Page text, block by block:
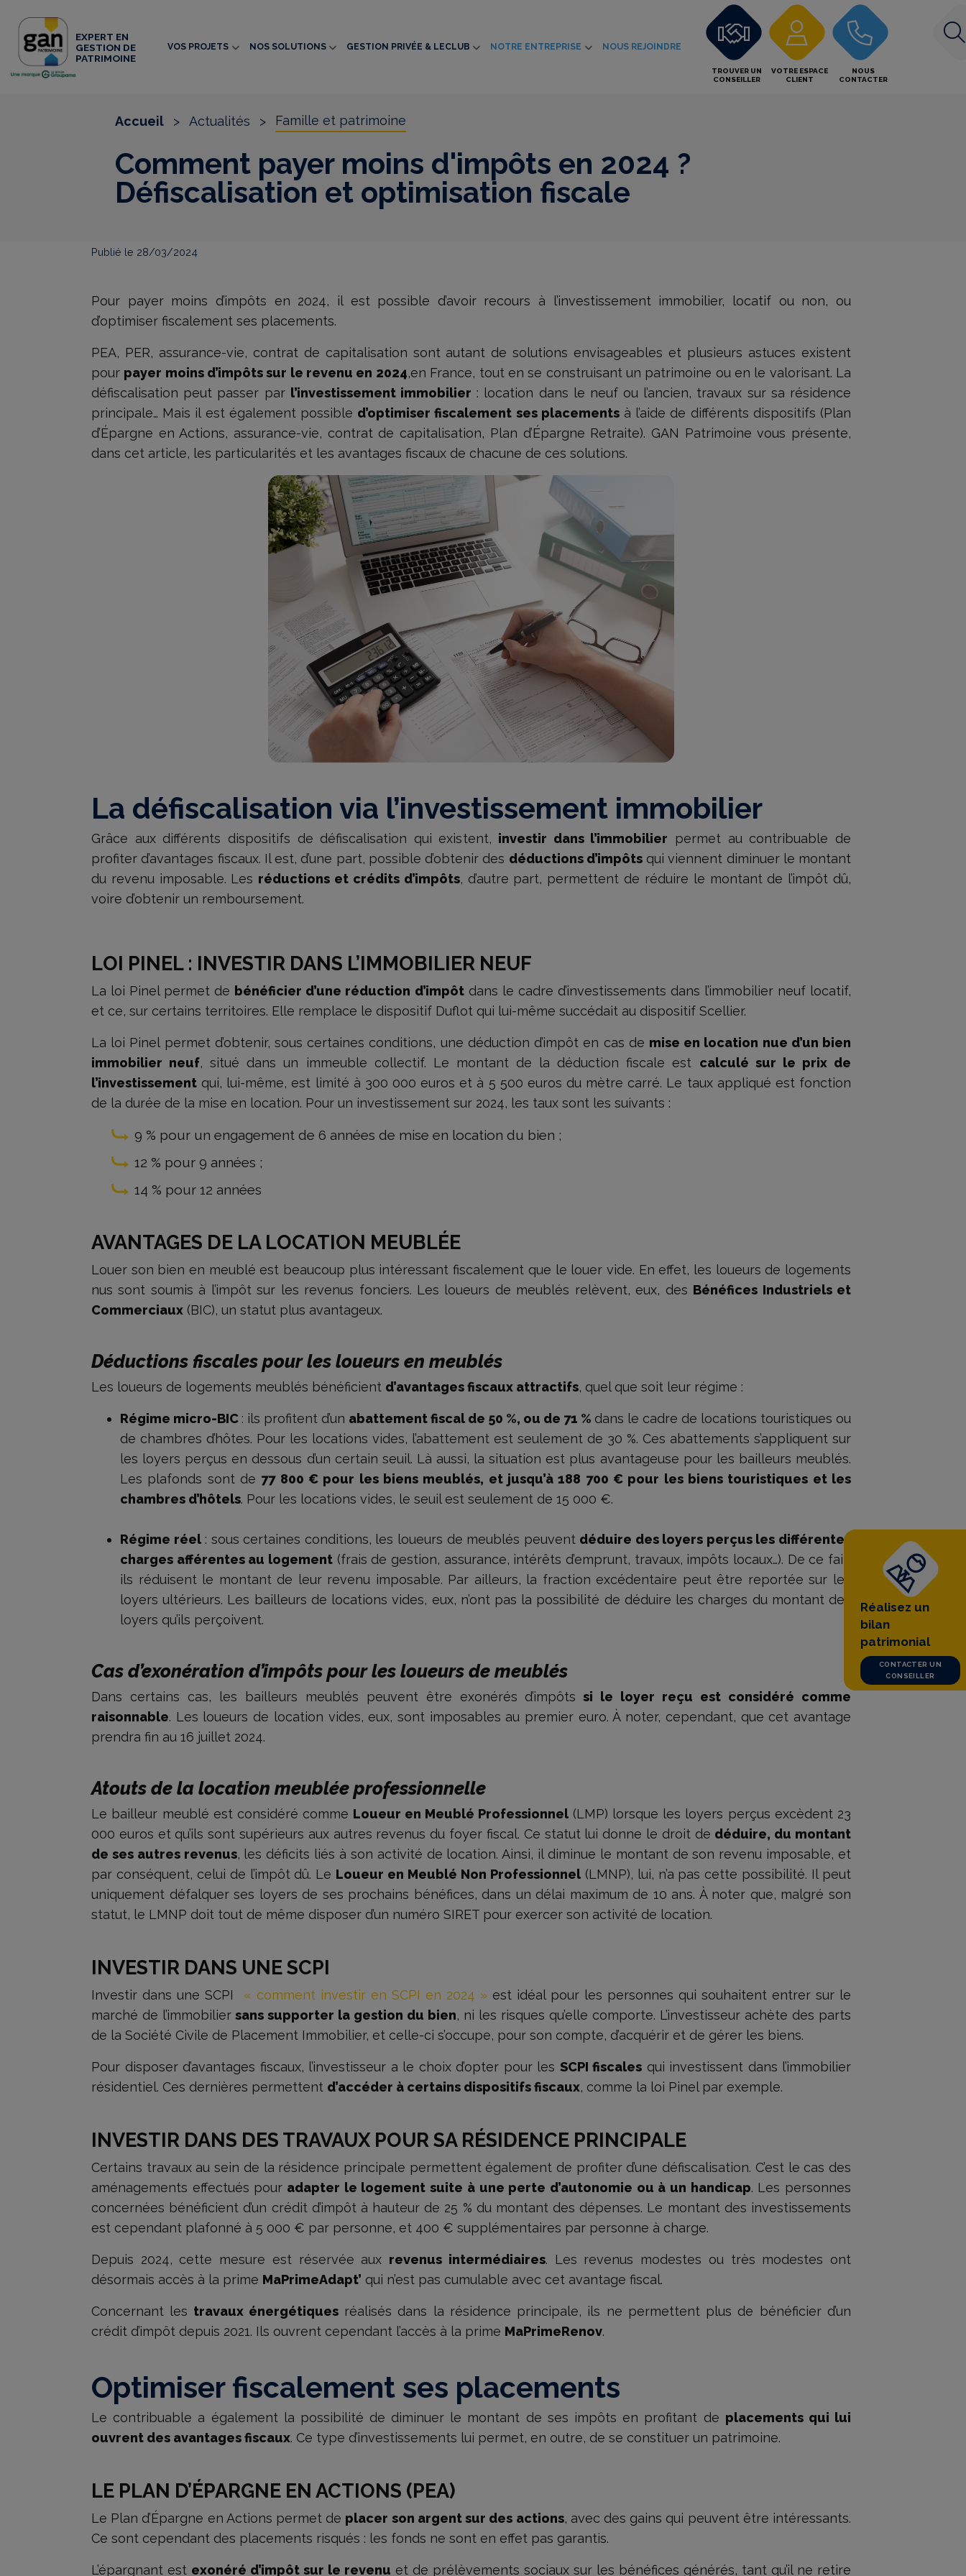
EXPERT EN
GESTION DE
PATRIMOINE
VOS PROJETS NOS SOLUTIONS GESTION PRIVÉE & LECLUB NOTRE ENTREPRISE NOUS REJOINDRE
TROUVER UN
CONSEILLER
VOTRE ESPACE
CLIENT
NOUS
CONTACTER
Réalisez un
bilan
patrimonial
CONTACTER UN
CONSEILLER
Accueil > Actualités > Famille et patrimoine
Comment payer moins d'impôts en 2024 ?
Défiscalisation et optimisation fiscale
Publié le 28/03/2024
Pour payer moins d’impôts en 2024, il est possible d’avoir recours à l’investissement immobilier, locatif ou non, ou
d’optimiser fiscalement ses placements.
PEA, PER, assurance-vie, contrat de capitalisation sont autant de solutions envisageables et plusieurs astuces existent
pour payer moins d’impôts sur le revenu en 2024,en France, tout en se construisant un patrimoine ou en le valorisant. La
défiscalisation peut passer par l’investissement immobilier : location dans le neuf ou l’ancien, travaux sur sa résidence
principale… Mais il est également possible d’optimiser fiscalement ses placementsà l’aide de différents dispositifs (Plan
d’Épargne en Actions, assurance-vie, contrat de capitalisation, Plan d’Épargne Retraite). GAN Patrimoine vous présente,
dans cet article, les particularités et les avantages fiscaux de chacune de ces solutions.
La défiscalisation via l’investissement immobilier
Grâce aux différents dispositifs de défiscalisation qui existent, investir dans l’immobilier permet au contribuable de
profiter d’avantages fiscaux. Il est, d’une part, possible d’obtenir des déductions d’impôtsqui viennent diminuer le montant
du revenu imposable. Les réductions et crédits d’impôts, d’autre part, permettent de réduire le montant de l’impôt dû,
voire d’obtenir un remboursement.
LOI PINEL : INVESTIR DANS L’IMMOBILIER NEUF
La loi Pinel permet de bénéficier d’une réduction d’impôtdans le cadre d’investissements dans l’immobilier neuf locatif,
et ce, sur certains territoires. Elle remplace le dispositif Duflot qui lui-même succédait au dispositif Scellier.
La loi Pinel permet d’obtenir, sous certaines conditions, une déduction d’impôt en cas de mise en location nue d’un bien
immobilier neuf, situé dans un immeuble collectif. Le montant de la déduction fiscale est calculé sur le prix de
l’investissement qui, lui-même, est limité à 300 000 euros et à 5 500 euros du mètre carré. Le taux appliqué est fonction
de la durée de la mise en location. Pour un investissement sur 2024, les taux sont les suivants :
9 % pour un engagement de 6 années de mise en location du bien ;
12 % pour 9 années ;
14 % pour 12 années
AVANTAGES DE LA LOCATION MEUBLÉE
Louer son bien en meublé est beaucoup plus intéressant fiscalement que le louer vide. En effet, les loueurs de logements
nus sont soumis à l’impôt sur les revenus fonciers. Les loueurs de meublés relèvent, eux, des Bénéfices Industriels et
Commerciaux (BIC), un statut plus avantageux.
Déductions fiscales pour les loueurs en meublés
Les loueurs de logements meublés bénéficient d’avantages fiscaux attractifs, quel que soit leur régime :
Régime micro-BIC: ils profitent d’un abattement fiscal de 50 %, ou de 71 % dans le cadre de locations touristiques ou
de chambres d’hôtes. Pour les locations vides, l’abattement est seulement de 30 %. Ces abattements s’appliquent sur
les loyers perçus en dessous d’un certain seuil. Là aussi, la situation est plus avantageuse pour les bailleurs meublés.
Les plafonds sont de 77 800 € pour les biens meublés, et jusqu’à 188 700 € pour les biens touristiques et les
chambres d’hôtels. Pour les locations vides, le seuil est seulement de 15 000 €.
Régime réel: sous certaines conditions, les loueurs de meublés peuvent déduire des loyers perçus les différentes
charges afférentes au logement (frais de gestion, assurance, intérêts d’emprunt, travaux, impôts locaux…). De ce fait,
ils réduisent le montant de leur revenu imposable. Par ailleurs, la fraction excédentaire peut être reportée sur les
loyers ultérieurs. Les bailleurs de locations vides, eux, n’ont pas la possibilité de déduire les charges du montant des
loyers qu’ils perçoivent.
Cas d’exonération d’impôts pour les loueurs de meublés
Dans certains cas, les bailleurs meublés peuvent être exonérés d’impôts si le loyer reçu est considéré comme
raisonnable. Les loueurs de location vides, eux, sont imposables au premier euro. À noter, cependant, que cet avantage
prendra fin au 16 juillet 2024.
Atouts de la location meublée professionnelle
Le bailleur meublé est considéré comme Loueur en Meublé Professionnel (LMP) lorsque les loyers perçus excèdent 23
000 euros et qu’ils sont supérieurs aux autres revenus du foyer fiscal. Ce statut lui donne le droit de déduire, du montant
de ses autres revenus, les déficits liés à son activité de location. Ainsi, il diminue le montant de son revenu imposable, et
par conséquent, celui de l’impôt dû. Le Loueur en Meublé Non Professionnel(LMNP), lui, n’a pas cette possibilité. Il peut
uniquement défalquer ses loyers de ses prochains bénéfices, dans un délai maximum de 10 ans. À noter que, malgré son
statut, le LMNP doit tout de même disposer d’un numéro SIRET pour exercer son activité de location.
INVESTIR DANS UNE SCPI
Investir dans une SCPI « comment investir en SCPI en 2024 » est idéal pour les personnes qui souhaitent entrer sur le
marché de l’immobilier sans supporter la gestion du bien, ni les risques qu’elle comporte. L’investisseur achète des parts
de la Société Civile de Placement Immobilier, et celle-ci s’occupe, pour son compte, d’acquérir et de gérer les biens.
Pour disposer d’avantages fiscaux, l’investisseur a le choix d’opter pour les SCPI fiscales qui investissent dans l’immobilier
résidentiel. Ces dernières permettent d’accéder à certains dispositifs fiscaux, comme la loi Pinel par exemple.
INVESTIR DANS DES TRAVAUX POUR SA RÉSIDENCE PRINCIPALE
Certains travaux au sein de la résidence principale permettent également de profiter d’une défiscalisation. C’est le cas des
aménagements effectués pour adapter le logement suite à une perte d’autonomie ou à un handicap. Les personnes
concernées bénéficient d’un crédit d’impôt à hauteur de 25 % du montant des dépenses. Le montant des investissements
est cependant plafonné à 5 000 € par personne, et 400 € supplémentaires par personne à charge.
Depuis 2024, cette mesure est réservée aux revenus intermédiaires. Les revenus modestes ou très modestes ont
désormais accès à la prime MaPrimeAdapt’ qui n’est pas cumulable avec cet avantage fiscal.
Concernant les travaux énergétiquesréalisés dans la résidence principale, ils ne permettent plus de bénéficier d’un
crédit d’impôt depuis 2021. Ils ouvrent cependant l’accès à la prime MaPrimeRenov.
Optimiser fiscalement ses placements
Le contribuable a également la possibilité de diminuer le montant de ses impôts en profitant de placements qui lui
ouvrent des avantages fiscaux. Ce type d’investissements lui permet, en outre, de se constituer un patrimoine.
LE PLAN D’ÉPARGNE EN ACTIONS (PEA)
Le Plan d’Épargne en Actions permet de placer son argent sur des actions, avec des gains qui peuvent être intéressants.
Ce sont cependant des placements risqués : les fonds ne sont en effet pas garantis.
L’épargnant est exonéré d’impôt sur le revenu et de prélèvements sociaux sur les bénéfices générés, tant qu’il ne retire